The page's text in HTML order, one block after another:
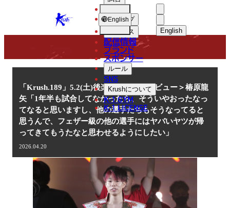
KRUSH English
한국어
中文（简体
中文（繁體
ショップ
ニュース
配信情報
ブランド
スポンサー
ルール
SNS
Krushについて
K-1 GYM
K-1 LICENSE
English
NEWS
ニュース
「Krush.189」5.2(土)後楽園 ＜インタビュー＞椿原龍
矢「1年半も試合してなかったら、そういやおったなっ
てなると思いますし、他の選手たちもそうなってると
思うんで、フェザー級の他の選手にはヤバいヤツが帰
ってきてもうたなと思わせるようにしたい」
2026.04.20